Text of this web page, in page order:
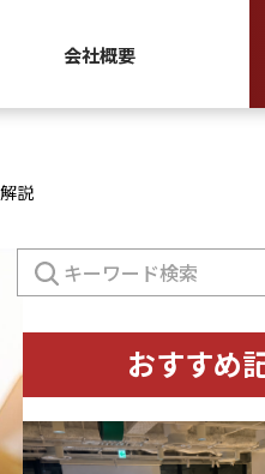
会社概要
説
索:
おすすめ